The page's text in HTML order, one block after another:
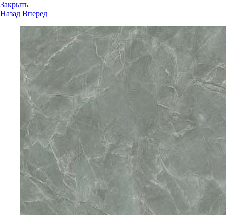
Закрыть
Назад Вперед